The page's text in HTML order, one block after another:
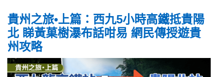
貴州之旅•上篇：西九5小時高鐵抵貴陽
北 睇黃菓樹瀑布話咁易 網民傳授遊貴
州攻略